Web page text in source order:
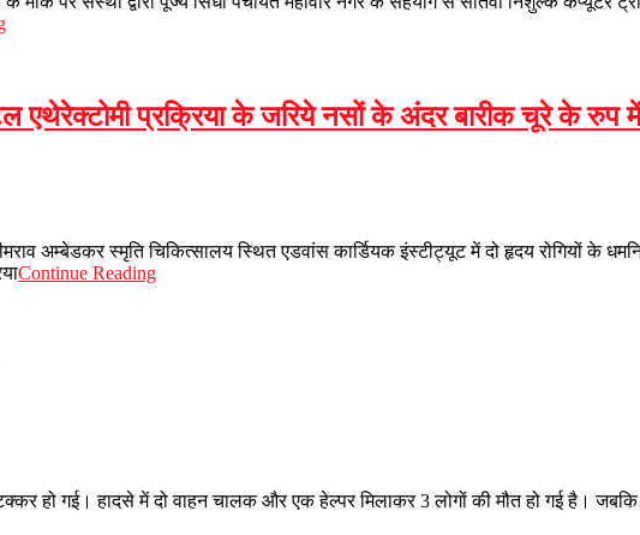
एथेरेक्टोमी प्रक्रिया के जरिये नसों के अंदर बारीक चूरे के रुप में
अम्बेडकर स्मृति चिकित्सालय स्थित एडवांस कार्डियक इंस्टीट्यूट में दो हृदय रोगियों के
Continue Reading
हो गई। हादसे में दो वाहन चालक और एक हेल्पर मिलाकर 3 लोगों की मौत हो गई है। जबकि